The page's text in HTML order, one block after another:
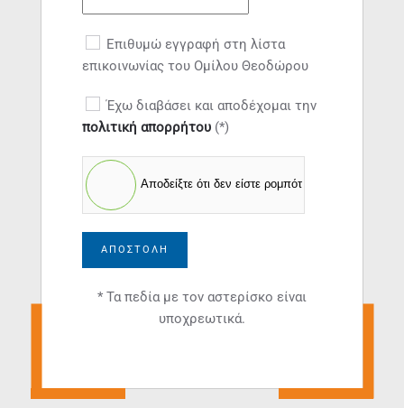
Επιθυμώ εγγραφή στη λίστα
επικοινωνίας του Ομίλου Θεοδώρου
Έχω διαβάσει και αποδέχομαι την
πολιτική απορρήτου (*)
Αποδείξτε ότι δεν είστε ρομπότ
ΑΠΟΣΤΟΛΉ
* Τα πεδία με τον αστερίσκο είναι
υποχρεωτικά.